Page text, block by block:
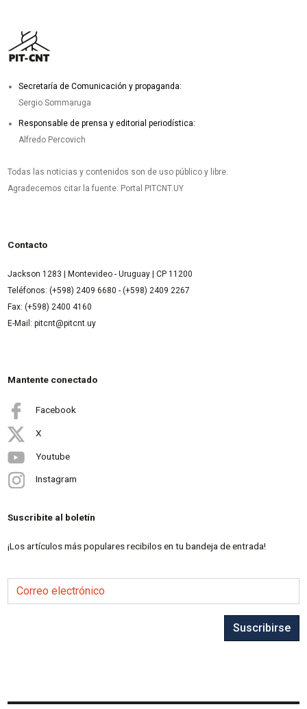
Secretaría de Comunicación y propaganda:
Sergio Sommaruga
Responsable de prensa y editorial periodística:
Alfredo Percovich
Todas las noticias y contenidos son de uso público y libre.
Agradecemos citar la fuente: Portal PITCNT.UY
Contacto
Jackson 1283 | Montevideo - Uruguay | CP 11200
Teléfonos: (+598) 2409 6680 - (+598) 2409 2267
Fax: (+598) 2400 4160
E-Mail: pitcnt@pitcnt.uy
Mantente conectado
Facebook
X
Youtube
Instagram
Suscribite al boletín
¡Los artículos más populares recibilos en tu bandeja de entrada!
Correo electrónico
Suscribirse